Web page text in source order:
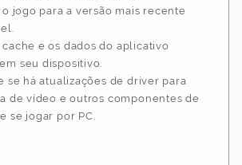
jogo para a versão mais recente
e os dados do aplicativo
seu dispositivo.
se há atualizações de driver para
de vídeo e outros componentes de
se jogar por PC.